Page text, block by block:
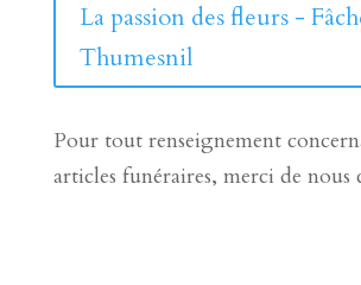
La passion des fleurs -
Thumesnil
Pour tout renseignement
articles funéraires, merci de nous